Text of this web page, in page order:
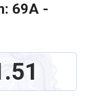
69A -